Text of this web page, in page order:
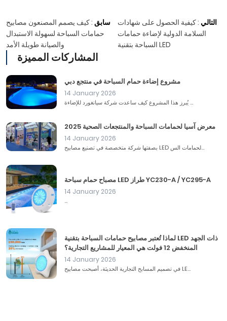
سابق :كيف يصمم المصنعون مصابيح
حمامات السباحة لسهولة الاستبدال
والصيانة طويلة الأمد
التالي :كيفية الحصول على شهادات
السلامة الدولية لإضاءة حمامات
السباحة بتقنية LED
المشاركات المميزة
مشروع إضاءة حمام السباحة في منتجع دبي
14 January 2026
يُبرز هذا المشروع كيف ساعدت شركة سيانغورد للإضاءة ...
معرض آسيا لحمامات السباحة والمنتجعات الصحية 2025
14 January 2026
بصفتها شركة متخصصة في تصنيع مصابيح LED لحمامات الس...
مصباح حمام سباحة LED طراز YC230-A / YC295-A
14 January 2026
...
لماذا تُعتبر مصابيح حمامات السباحة بتقنية LED ذات الجهد
المنخفض 12 فولت هي المعيار للمشاريع التجارية؟
14 January 2026
في تصميم المسابح التجارية الحديثة، أصبحت مصابيح LE...